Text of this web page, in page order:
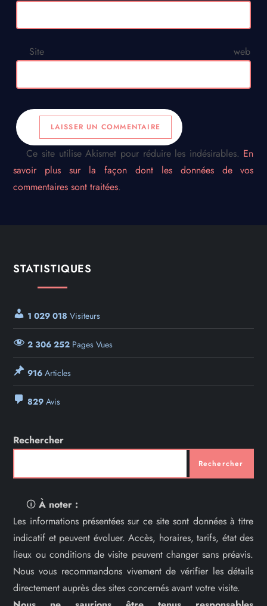
Site web
Ce site utilise Akismet pour réduire les indésirables. En
savoir plus sur la façon dont les données de vos
commentaires sont traitées.
STATISTIQUES
1 029 018 Visiteurs
2 306 252 Pages Vues
916 Articles
829 Avis
Rechercher
Rechercher
🛈À noter :
Les informations présentées sur ce site sont données à titre
indicatif et peuvent évoluer. Accès, horaires, tarifs, état des
lieux ou conditions de visite peuvent changer sans préavis.
Nous vous recommandons vivement de vérifier les détails
directement auprès des sites concernés avant votre visite.